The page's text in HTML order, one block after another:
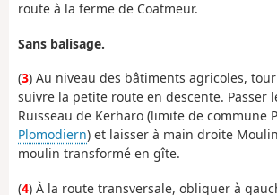
route à la ferme de Coatmeur.
Sans balisage.
(3) Au niveau des bâtiments agricoles,
suivre la petite route en descente. Passer
Ruisseau de Kerharo (limite de commune
Plomodiern) et laisser à main droite
moulin transformé en gîte.
(4) À la route transversale, obliquer à